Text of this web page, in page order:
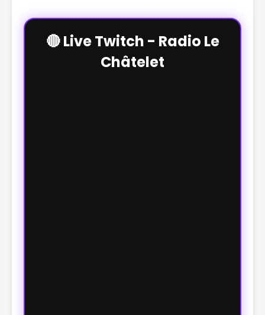
🔴 Live Twitch - Radio Le
Châtelet